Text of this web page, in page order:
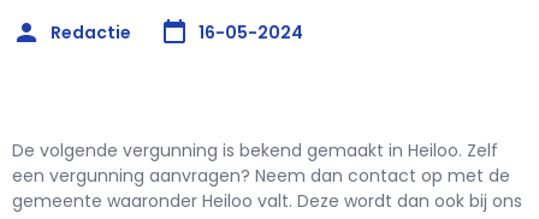
Redactie 16-05-2024
De volgende vergunning is bekend gemaakt in Heiloo. Zelf
een vergunning aanvragen? Neem dan contact op met de
gemeente waaronder Heiloo valt. Deze wordt dan ook bij ons